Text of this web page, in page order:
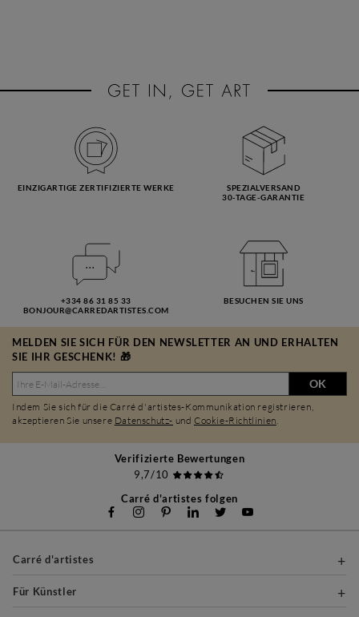
EINZIGARTIGE ZERTIFIZIERTE WERKE
SPEZIALVERSAND
30-TAGE-GARANTIE
+334 86 31 85 33
BONJOUR@CARREDARTISTES.COM
BESUCHEN SIE UNS
MELDEN SIE SICH FÜR DEN NEWSLETTER AN UND ERHALTEN
SIE IHR GESCHENK! 🎁
OK
Indem Sie sich für die Carré d'artistes-Kommunikation registrieren,
akzeptieren Sie unsere Datenschutz- undCookie-Richtlinien.
Verifizierte Bewertungen
9,7/10
Carré d'artistes folgen
Carré d'artistes
Für Künstler